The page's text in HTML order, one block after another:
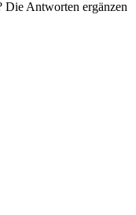
Antworten ergänzen